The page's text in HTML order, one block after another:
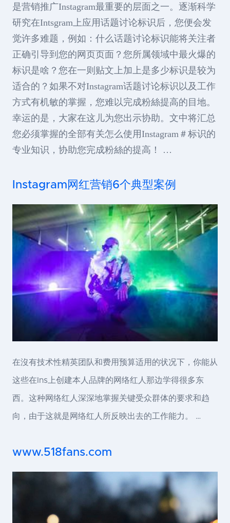
是营销推广Instagram最重要的层面之一。逐渐科学
研究在Intsgram上应用话题讨论标识后，您便会发
觉许多难题，例如：什么话题讨论标识能将关注者
正确引导到您的网页页面？您所属领域中最火爆的
标识是啥？您在一则贴文上加上是多少标识是较为
适合的？如果不对Instagram话题讨论标识以及工作
方式有机敏的掌握，您难以完成粉絲提高的目地。
幸运的是，大家在这儿为您出示协助。文中将汇总
您必须掌握的全部有关怎么使用Instagram＃标识的
专业知识，协助您完成粉絲的提高！ …
Instagram网红营销6个典型案例
在沒有技术性精英团队和费用预算适用的状况下，你能从
这些在Ins上创建本人品牌的网络红人那边学得很多东
西。这种网络红人深深地掌握关键受众群体的要求和趋
向，由于这就是网络红人所反映出去的工作能力。 …
www.518fans.com